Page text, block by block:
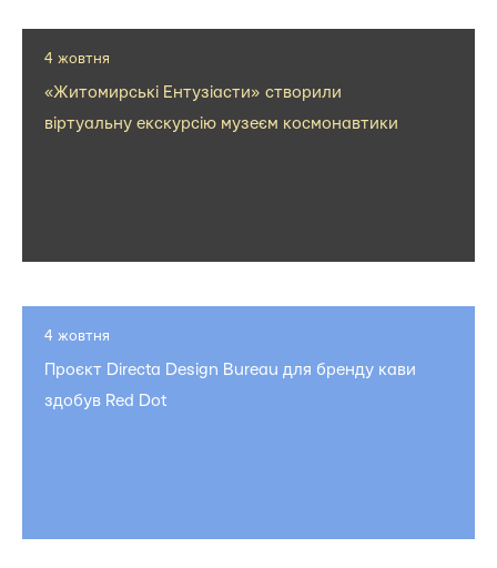
4 жовтня
«Житомирські Ентузіасти» створили
віртуальну екскурсію музеєм космонавтики
4 жовтня
Проєкт Directa Design Bureau для бренду кави
здобув Red Dot